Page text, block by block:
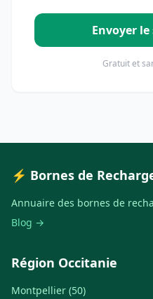
Envoyer
Gratuit et
⚡ Bornes de
Annuaire des bornes de
Blog →
Région Occitanie
Montpellier (50)